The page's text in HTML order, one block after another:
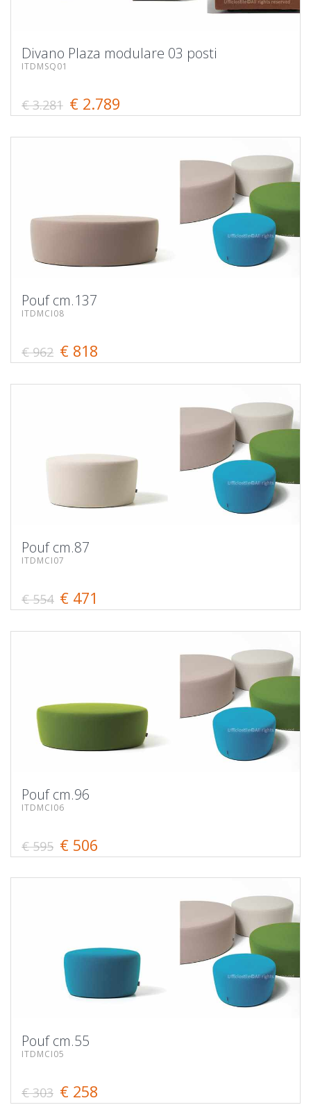
Divano Plaza modulare 03 posti
ITDMSQ01
€ 3.281 € 2.789
Pouf cm.137
ITDMCI08
€ 962 € 818
Pouf cm.87
ITDMCI07
€ 554 € 471
Pouf cm.96
ITDMCI06
€ 595 € 506
Pouf cm.55
ITDMCI05
€ 303 € 258